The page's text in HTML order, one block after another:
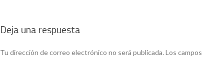
Deja una respuesta
Tu dirección de correo electrónico no será publicada. Los campos